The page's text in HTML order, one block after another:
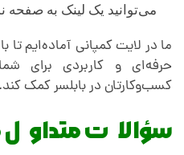
می‌توانید یک لینک به صفحه
ما در لایت کمپانی آماده‌ایم
حرفه‌ای و کاربردی برای
کسب‌وکارتان در بابلسر کمک کند.
سؤالات